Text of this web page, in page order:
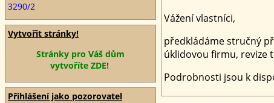
3290/2
Vytvořit stránky!
Stránky pro Váš dům
vytvoříte ZDE!
Přihlášení jako pozorovatel
Vážení vlastníci,
předkládáme stručný
úklidovou firmu, revize
Podrobnosti jsou k